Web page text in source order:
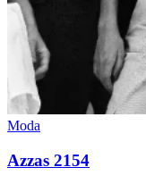
Moda
Azzas 2154